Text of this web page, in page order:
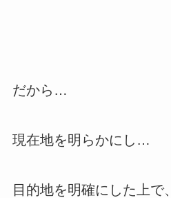
だから…
現在地を明らかにし…
目的地を明確にした上で、